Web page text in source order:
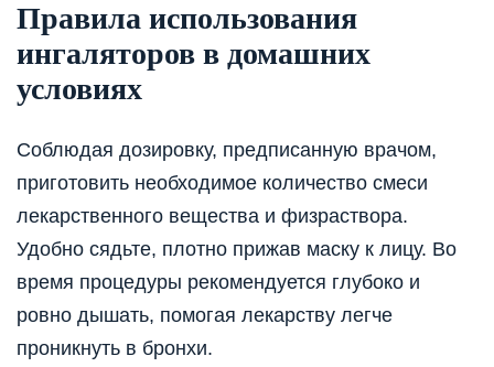
Правила использования
ингаляторов в домашних
условиях
Соблюдая дозировку, предписанную врачом,
приготовить необходимое количество смеси
лекарственного вещества и физраствора.
Удобно сядьте, плотно прижав маску к лицу. Во
время процедуры рекомендуется глубоко и
ровно дышать, помогая лекарству легче
проникнуть в бронхи.